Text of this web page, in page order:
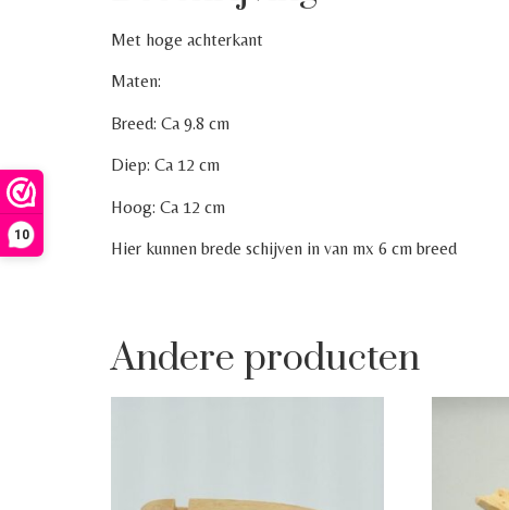
10
Met hoge achterkant
Maten:
Breed: Ca 9.8 cm
Diep: Ca 12 cm
Hoog: Ca 12 cm
Hier kunnen brede schijven in van mx 6 cm breed
Andere producten